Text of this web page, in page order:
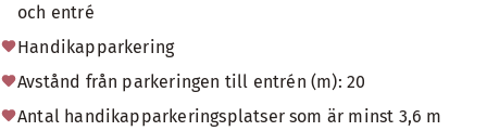
och entré
Handikapparkering
Avstånd från parkeringen till entrén (m): 20
Antal handikapparkeringsplatser som är minst 3,6 m